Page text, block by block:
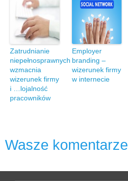
Zatrudnianie
niepełnosprawnych
wzmacnia
wizerunek firmy
i …lojalność
pracowników
Employer
branding –
wizerunek firmy
w internecie
Wasze komentarze